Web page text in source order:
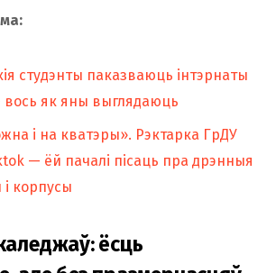
студэнты паказваюць інтэрнаты
вось як яны выглядаюць
і на кватэры». Рэктарка ГрДУ
— ёй пачалі пісаць пра дрэнныя
і корпусы
ёсць